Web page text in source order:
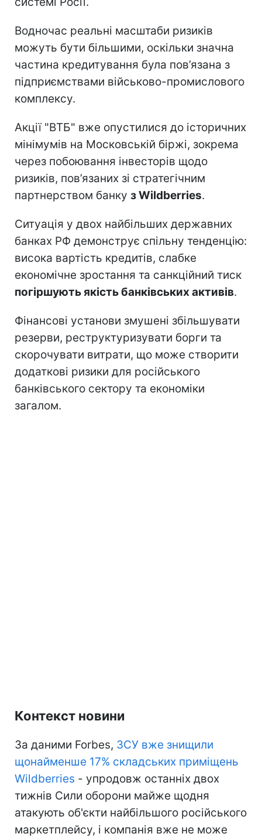
Водночас реальні масштаби ризиків
можуть бути більшими, оскільки значна
частина кредитування була пов’язана з
підприємствами військово-промислового
комплексу.
Акції "ВТБ" вже опустилися до історичних
мінімумів на Московській біржі, зокрема
через побоювання інвесторів щодо
ризиків, пов’язаних зі стратегічним
партнерством банку з Wildberries.
Ситуація у двох найбільших державних
банках РФ демонструє спільну тенденцію:
висока вартість кредитів, слабке
економічне зростання та санкційний тиск
погіршують якість банківських активів.
Фінансові установи змушені збільшувати
резерви, реструктуризувати борги та
скорочувати витрати, що може створити
додаткові ризики для російського
банківського сектору та економіки
загалом.
Контекст новини
За даними Forbes, ЗСУ вже знищили
щонайменше 17% складських приміщень
Wildberries - упродовж останніх двох
тижнів Сили оборони майже щодня
атакують об'єкти найбільшого російського
маркетплейсу, і компанія вже не може